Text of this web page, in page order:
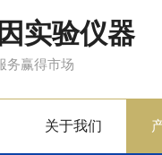
实验仪器
务赢得市场
关于我们